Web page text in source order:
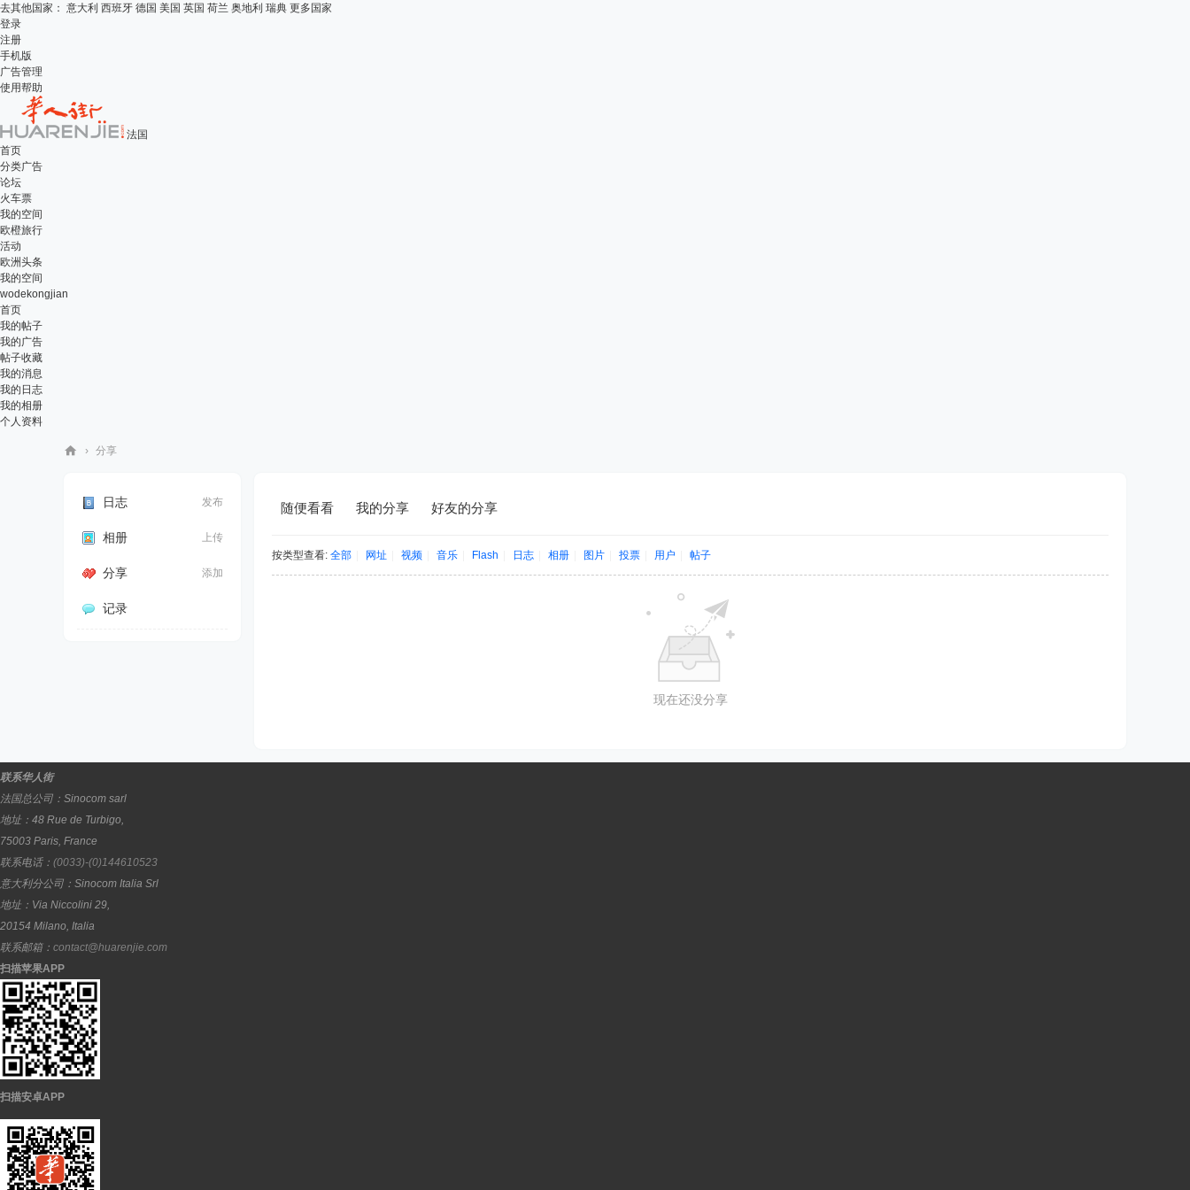
去其他国家： 意大利 西班牙 德国 美国 英国 荷兰 奥地利 瑞典 更多国家
登录
注册
手机版
广告管理
使用帮助
法国
首页
分类广告
论坛
火车票
我的空间
欧橙旅行
活动
欧洲头条
我的空间
wodekongjian
首页
我的帖子
我的广告
帖子收藏
我的消息
我的日志
我的相册
个人资料
› 分享
发布
日志
上传
相册
添加
分享
记录
随便看看 我的分享 好友的分享
按类型查看: 全部 网址 视频 音乐 Flash 日志 相册 图片 投票 用户 帖子
现在还没分享
联系华人街
法国总公司： Sinocom sarl
地址： 48 Rue de Turbigo,
75003 Paris, France
联系电话： (0033)-(0)144610523
意大利分公司： Sinocom Italia Srl
地址： Via Niccolini 29,
20154 Milano, Italia
联系邮箱： contact@huarenjie.com
扫描苹果APP
扫描安卓APP